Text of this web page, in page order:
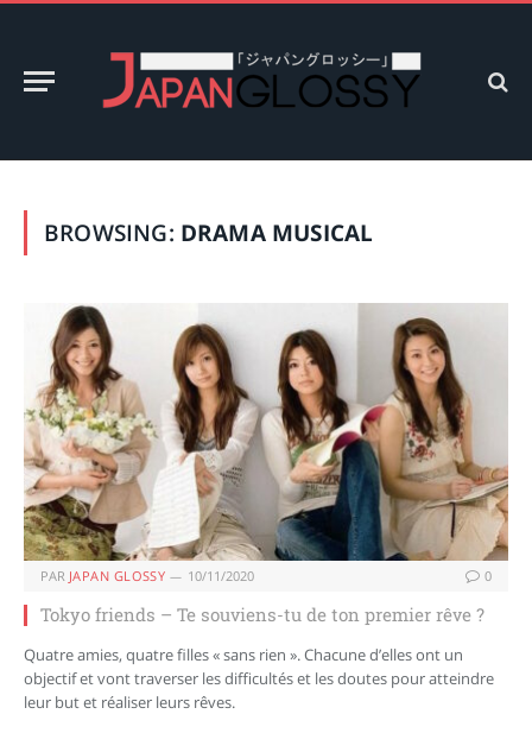
BROWSING: DRAMA MUSICAL
PAR JAPAN GLOSSY 10/11/2020 0
Tokyo friends – Te souviens-tu de ton premier rêve ?
Quatre amies, quatre filles « sans rien ». Chacune d’elles ont un
objectif et vont traverser les difficultés et les doutes pour atteindre
leur but et réaliser leurs rêves.